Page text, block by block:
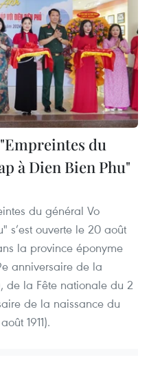
du
à Dien Bien Phu"
du général Vo
s’est ouverte le 20 août
la province éponyme
anniversaire de la
de la Fête nationale du 2
de la naissance du
1911).